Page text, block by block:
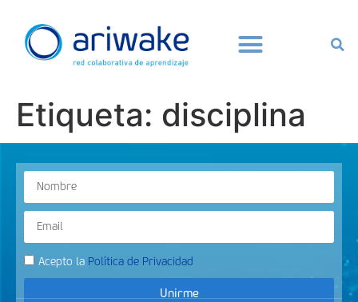
Etiqueta: disciplina
Acepto la Política de Privacidad
Unirme